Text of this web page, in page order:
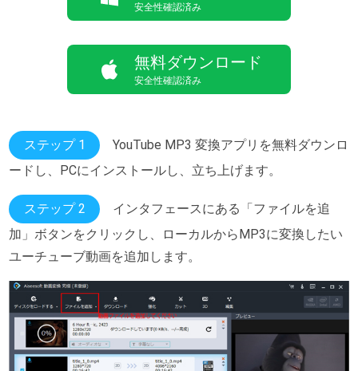
安全性確認済み
無料ダウンロード
安全性確認済み
ステップ 1
YouTube MP3 変換アプリを無料ダウンロ
ードし、PCにインストールし、立ち上げます。
ステップ 2
インタフェースにある「ファイルを追
加」ボタンをクリックし、ローカルからMP3に変換したい
ユーチューブ動画を追加します。